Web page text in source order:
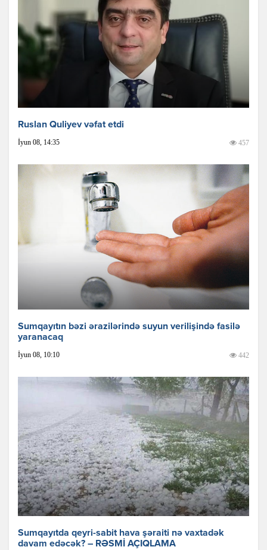
Ruslan Quliyev vəfat etdi
İyun 08, 14:35 457
Sumqayıtın bəzi ərazilərində suyun verilişində fasilə
yaranacaq
İyun 08, 10:10 442
Sumqayıtda qeyri-sabit hava şəraiti nə vaxtadək
davam edəcək? – RƏSMİ AÇIQLAMA